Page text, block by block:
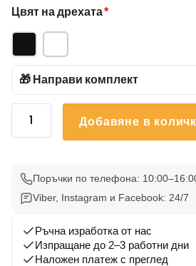
Цвят на дрехата*
🎁 Направи комплект
количество
26
Добавяне в
Поръчки по телефона:
Viber, Instagram и Facebook: 24/7
Ръчна изработка от нас
Изпращане до 2–3 работни дни
Наложен платеж с преглед